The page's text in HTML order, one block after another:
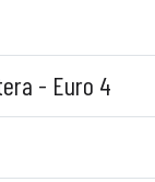
- Euro 4